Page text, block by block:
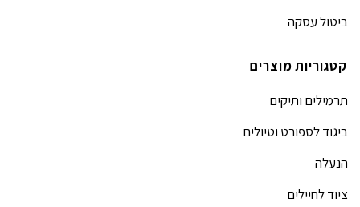
ביטול עסקה
קטגוריות מוצרים
תרמילים ותיקים
ביגוד לספורט וטיולים
הנעלה
ציוד לחיילים